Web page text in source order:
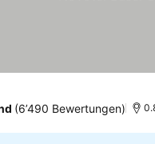
(6’490 Bewertungen)